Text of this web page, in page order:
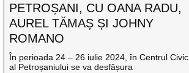
PETROȘANI, CU OANA RADU,
AUREL TĂMAȘ ȘI JOHNY
ROMANO
În perioada 24 – 26 iulie 2024, în Centrul Civic
al Petroșaniului se va desfășura